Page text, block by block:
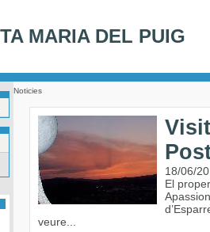
MARIA DEL PUIG
Noticies
18/06/
El
veure...